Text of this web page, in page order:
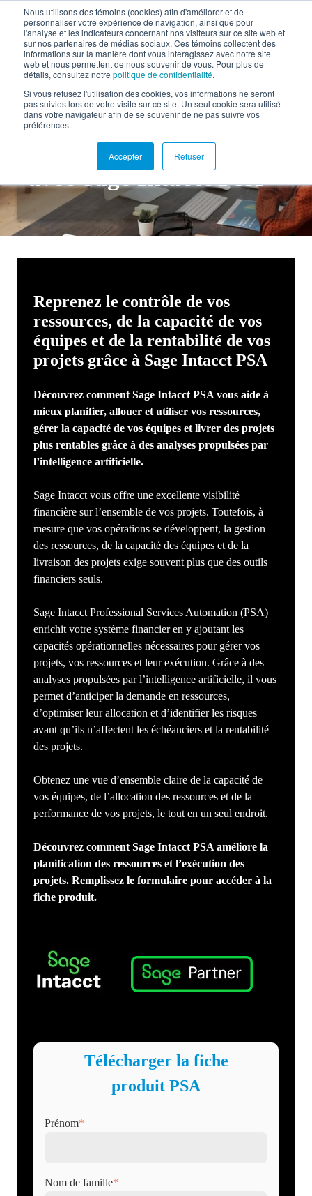
Nous utilisons des témoins (cookies) afin d'améliorer et de
personnaliser votre expérience de navigation, ainsi que pour
l'analyse et les indicateurs concernant nos visiteurs sur ce site web et
sur nos partenaires de médias sociaux. Ces témoins collectent des
informations sur la manière dont vous interagissez avec notre site
web et nous permettent de nous souvenir de vous. Pour plus de
détails, consultez notre politique de confidentialité.
Si vous refusez l'utilisation des cookies, vos informations ne seront
pas suivies lors de votre visite sur ce site. Un seul cookie sera utilisé
dans votre navigateur afin de se souvenir de ne pas suivre vos
préférences.
Accepter Refuser
Retour à la documentation
Optimisez ressources et
performance projets
avec Sage Intacct PSA
Reprenez le contrôle de vos
ressources, de la capacité de vos
équipes et de la rentabilité de vos
projets grâce à Sage Intacct PSA
Découvrez comment Sage Intacct PSA vous aide à
mieux planifier, allouer et utiliser vos ressources,
gérer la capacité de vos équipes et livrer des projets
plus rentables grâce à des analyses propulsées par
l’intelligence artificielle.
Sage Intacct vous offre une excellente visibilité
financière sur l’ensemble de vos projets. Toutefois, à
mesure que vos opérations se développent, la gestion
des ressources, de la capacité des équipes et de la
livraison des projets exige souvent plus que des outils
financiers seuls.
Sage Intacct Professional Services Automation (PSA)
enrichit votre système financier en y ajoutant les
capacités opérationnelles nécessaires pour gérer vos
projets, vos ressources et leur exécution. Grâce à des
analyses propulsées par l’intelligence artificielle, il vous
permet d’anticiper la demande en ressources,
d’optimiser leur allocation et d’identifier les risques
avant qu’ils n’affectent les échéanciers et la rentabilité
des projets.
Obtenez une vue d’ensemble claire de la capacité de
vos équipes, de l’allocation des ressources et de la
performance de vos projets, le tout en un seul endroit.
Découvrez comment Sage Intacct PSA améliore la
planification des ressources et l’exécution des
projets. Remplissez le formulaire pour accéder à la
fiche produit.
Télécharger la fiche
produit PSA
Prénom*
Nom de famille*